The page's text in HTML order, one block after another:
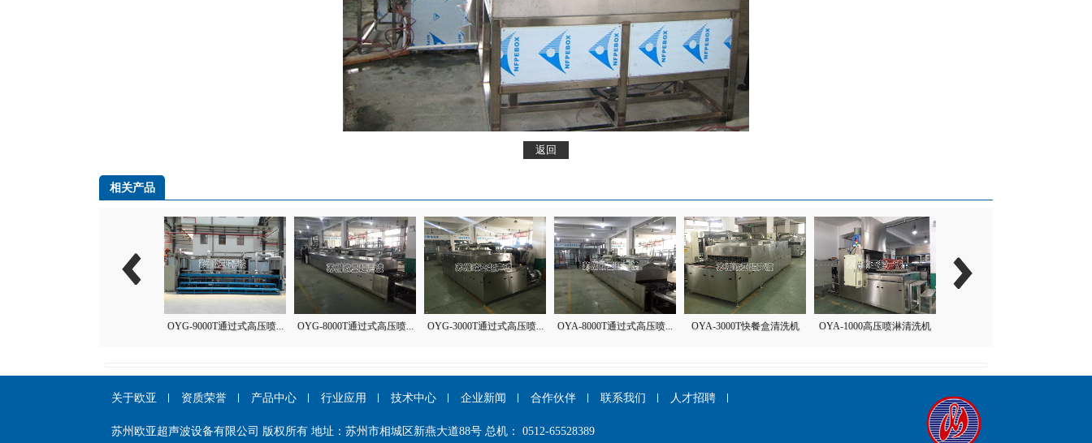
相关产品
OYG-9000T通过式高压喷... OYG-8000T通过式高压喷... OYG-3000T通过式高压喷... OYA-8000T通过式高压喷... OYA-3000T快餐盒清洗机 OYA-1000高压喷淋清洗机
关于欧亚 资质荣誉 产品中心 行业应用 技术中心 企业新闻 合作伙伴 联系我们 人才招聘
苏州欧亚超声波设备有限公司 版权所有 地址：苏州市相城区新燕大道88号 总机： 0512-65528389